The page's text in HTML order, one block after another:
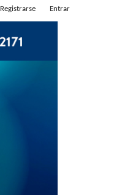
Registrarse Entrar